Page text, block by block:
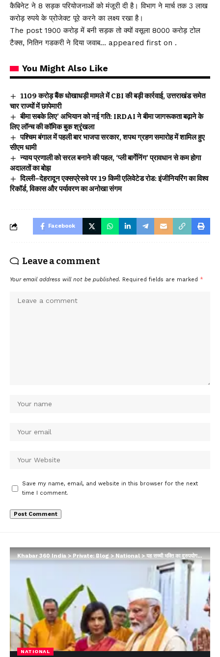
कैबिनेट ने 8 सड़क परियोजनाओं को मंजूरी दी है। विभाग ने मार्च तक 3 लाख
करोड़ रुपये के प्रोजेक्ट पूरे करने का लक्ष्य रखा है।
The post 1900 करोड़ में बनी सड़क तो क्यों वसूला 8000 करोड़ टोल
टैक्स, नितिन गडकरी ने दिया जवाब… appeared first on .
You Might Also Like
₹1109 करोड़ बैंक धोखाधड़ी मामले में CBI की बड़ी कार्रवाई, उत्तराखंड समेत
चार राज्यों में छापेमारी
बीमा सबके लिए’ अभियान को नई गति: IRDAI ने बीमा जागरूकता बढ़ाने के
लिए लॉन्च की कॉमिक बुक श्रृंखला
पश्चिम बंगाल में पहली बार भाजपा सरकार, शपथ ग्रहण समारोह में शामिल हुए
सीएम धामी
न्याय प्रणाली को सरल बनाने की पहल, ‘प्ली बार्गेनिंग’ प्रावधान से कम होगा
अदालतों का बोझ
दिल्ली–देहरादून एक्सप्रेसवे पर 19 किमी एलिवेटेड रोड: इंजीनियरिंग का विश्व
रिकॉर्ड, विकास और पर्यावरण का अनोखा संगम
Facebook
Leave a comment
Your email address will not be published. Required fields are marked *
Save my name, email, and website in this browser for the next
time I comment.
Khabar 360 India>Private: Blog>National>यह सच्ची भक्ति का दुरुपयोग; PM मोदी के CJI के घर जाने पर कांग्रेस हुई हमलावर, बताया चुनावी चाल…
NATIONAL